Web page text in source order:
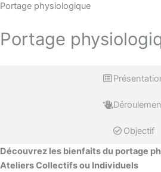
Portage physiologique
Portage
Objectif
Découvrez les bienfaits du portage
Ateliers Collectifs ou Individuels